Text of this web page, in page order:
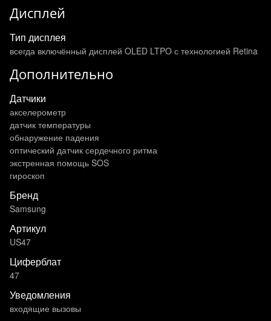
Дисплей
Тип дисплея
всегда включённый дисплей OLED LTPO с технологией Retina
Дополнительно
Датчики
акселерометр
датчик температуры
обнаружение падения
оптический датчик сердечного ритма
экстренная помощь SOS
гироскоп
Бренд
Samsung
Артикул
US47
Циферблат
47
Уведомления
входящие вызовы